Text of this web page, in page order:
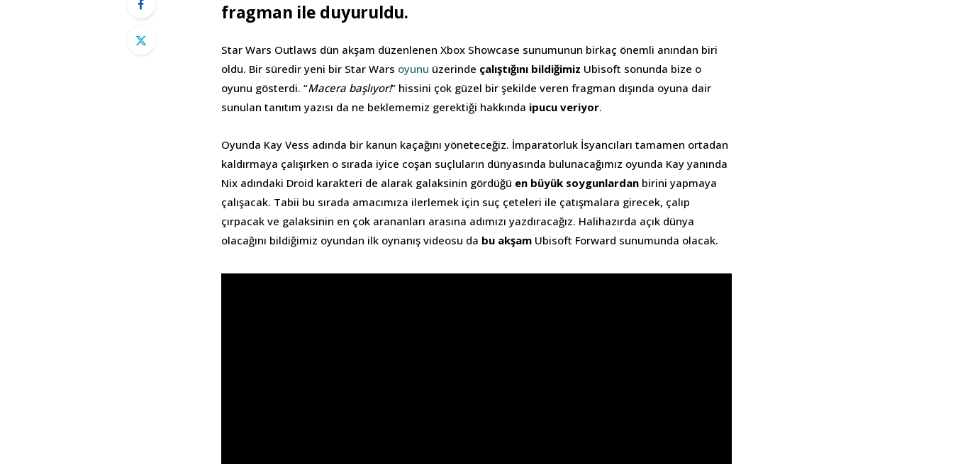
fragman ile duyuruldu.
Star Wars Outlaws dün akşam düzenlenen Xbox Showcase sunumunun birkaç önemli anından biri
oldu. Bir süredir yeni bir Star Wars oyunu üzerinde çalıştığını bildiğimiz Ubisoft sonunda bize o
oyunu gösterdi. “Macera başlıyor!” hissini çok güzel bir şekilde veren fragman dışında oyuna dair
sunulan tanıtım yazısı da ne beklememiz gerektiği hakkında ipucu veriyor.
Oyunda Kay Vess adında bir kanun kaçağını yöneteceğiz. İmparatorluk İsyancıları tamamen ortadan
kaldırmaya çalışırken o sırada iyice coşan suçluların dünyasında bulunacağımız oyunda Kay yanında
Nix adındaki Droid karakteri de alarak galaksinin gördüğü en büyük soygunlardan birini yapmaya
çalışacak. Tabii bu sırada amacımıza ilerlemek için suç çeteleri ile çatışmalara girecek, çalıp
çırpacak ve galaksinin en çok arananları arasına adımızı yazdıracağız. Halihazırda açık dünya
olacağını bildiğimiz oyundan ilk oynanış videosu da bu akşam Ubisoft Forward sunumunda olacak.